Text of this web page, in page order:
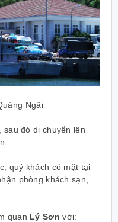
Ngãi
đó di chuyển lên
quý khách có mặt tại
phòng khách sạn,
quan Lý Sơn với: